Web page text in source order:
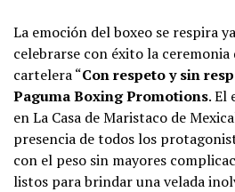
La emoción del boxeo se respira
celebrarse con éxito la ceremonia
cartelera “Con respeto y sin
Paguma Boxing Promotions. El
en La Casa de Maristaco de
presencia de todos los
con el peso sin mayores
listos para brindar una velada